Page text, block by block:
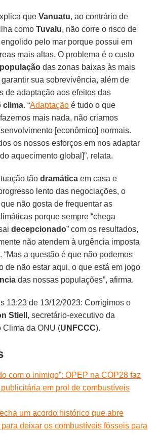
queVanuatu, ao contrário de
comoTuvalu, não corre o risco de
pelo mar porque possui em
mais altas. O problema é o custo
das zonas baixas às mais
sua sobrevivência, além de
de adaptação aos efeitos das
clima. “Adaptação é tudo o que
mais nada, não criamos
[econômico] normais.
os nossos esforços em nos adaptar
aquecimento global]”, relata.
tãodramática em casa e
lento das negociações, o
não gosta de frequentar as
porque sempre “chega
decepcionado” com os resultados,
não atendem à urgência imposta
“Mas a questão é que não podemos
de não estar aqui, o que está em jogo
das nossas populações”, afirma.
13:23 de 13/12/2023: Corrigimos o
Stiell , secretário-executivo da
Clima da ONU (UNFCCC).
com o inimigo”: OPEP na COP28 faz
em prol de combustíveis
um acordo histórico que abre
deixar os combustíveis fósseis para